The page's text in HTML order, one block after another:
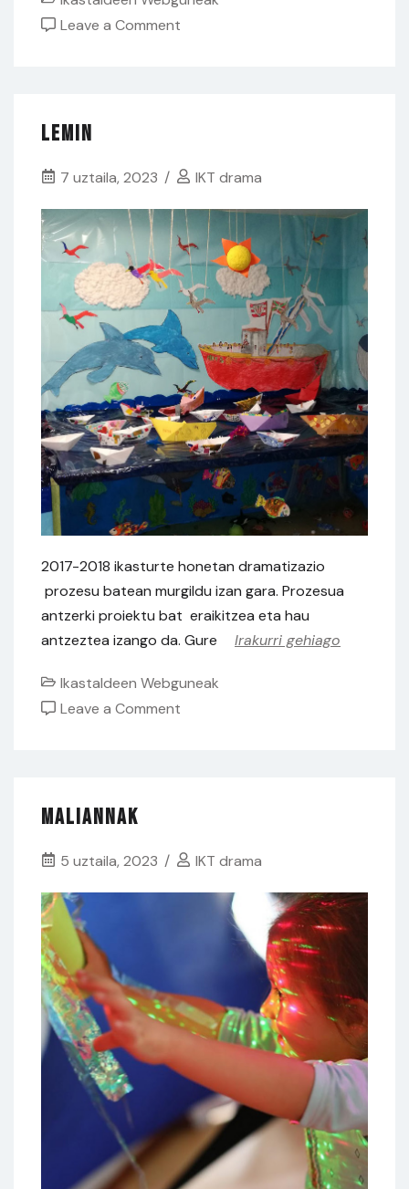
Leave a Comment
Lemin
7 uztaila, 2023 IKT drama
2017-2018 ikasturte honetan dramatizazio
prozesu batean murgildu izan gara. Prozesua
antzerki proiektu bat eraikitzea eta hau
antzeztea izango da. Gure
Irakurri gehiago
Ikastaldeen Webguneak
Leave a Comment
Maliannak
5 uztaila, 2023 IKT drama